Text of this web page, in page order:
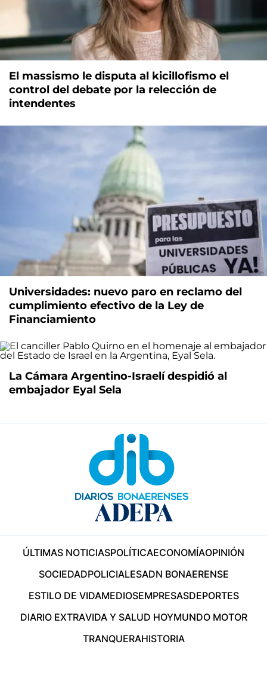
El massismo le disputa al kicillofismo el
control del debate por la relección de
intendentes
Universidades: nuevo paro en reclamo del
cumplimiento efectivo de la Ley de
Financiamiento
La Cámara Argentino-Israelí despidió al
embajador Eyal Sela
ÚLTIMAS NOTICIASPOLÍTICAECONOMÍAOPINIÓN
SOCIEDADPOLICIALESADN BONAERENSE
ESTILO DE VIDAMEDIOSEMPRESASDEPORTES
DIARIO EXTRAVIDA Y SALUD HOYMUNDO MOTOR
TRANQUERAHISTORIA